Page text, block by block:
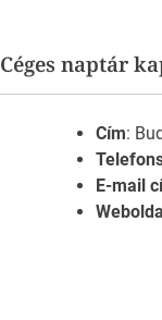
Céges naptár
Cím:
E-mail